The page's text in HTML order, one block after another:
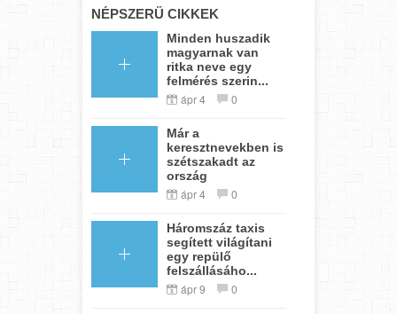
NÉPSZERŰ CIKKEK
Minden huszadik
magyarnak van
ritka neve egy
felmérés szerin...
ápr 4 0
Már a
keresztnevekben is
szétszakadt az
ország
ápr 4 0
Háromszáz taxis
segített világítani
egy repülő
felszállásáho...
ápr 9 0